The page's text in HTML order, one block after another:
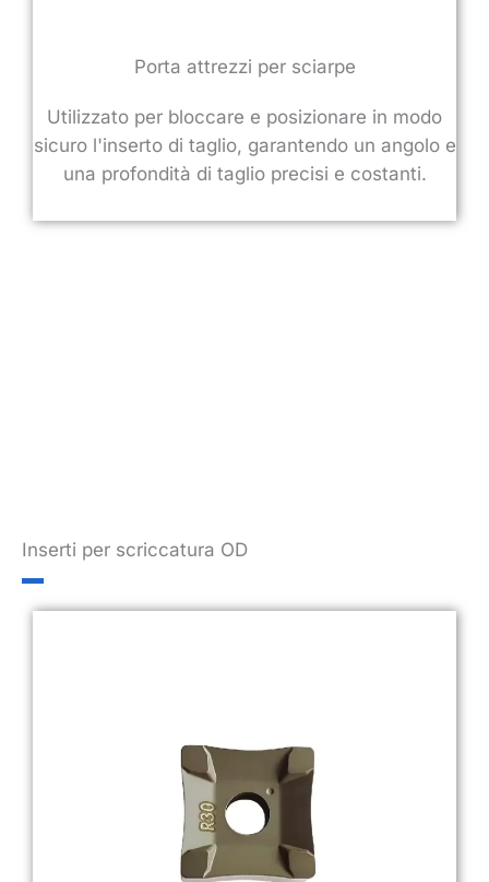
Porta attrezzi per sciarpe
Utilizzato per bloccare e posizionare in modo
sicuro l'inserto di taglio, garantendo un angolo e
una profondità di taglio precisi e costanti.
Inserti per scriccatura OD